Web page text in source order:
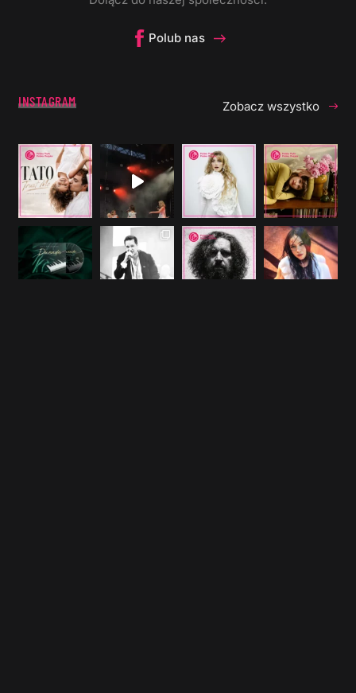
Polub nas
INSTAGRAM Zobacz wszystko